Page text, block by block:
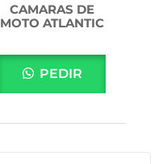
CAMARAS DE
MOTO ATLANTIC
PEDIR